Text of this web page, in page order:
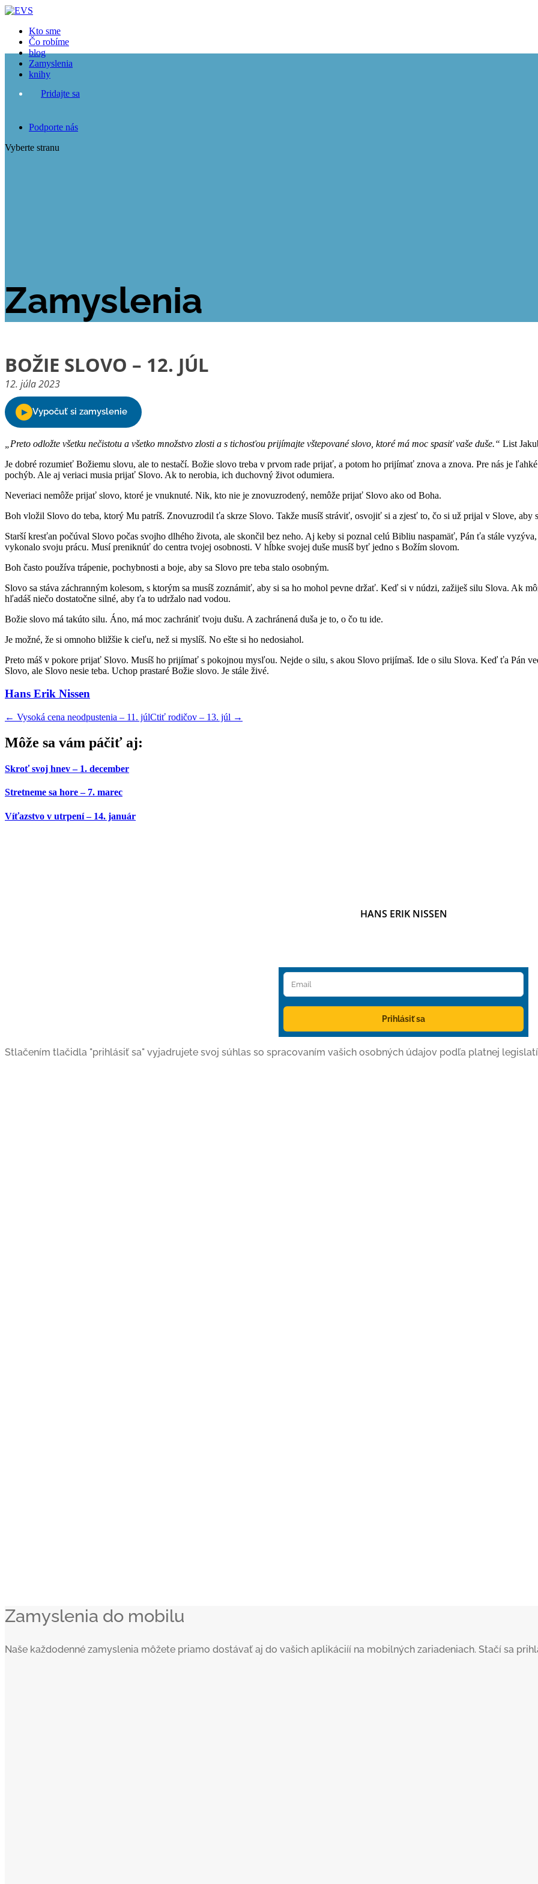
Kto sme
Čo robíme
blog
Zamyslenia
knihy
Pridajte sa
Podporte nás
Vyberte stranu
Zamyslenia
BOŽIE SLOVO – 12. JÚL
12. júla 2023
„Preto odložte všetku nečistotu a všetko množstvo zlosti a s tichosťou prijímajte vštepované slovo, ktoré má moc spasiť vaše duše.“ List
Je dobré rozumieť Božiemu slovu, ale to nestačí. Božie slovo treba v prvom rade prijať, a potom ho prijímať znova a znova. Pre nás je
pochýb. Ale aj veriaci musia prijať Slovo. Ak to nerobia, ich duchovný život odumiera.
Neveriaci nemôže prijať slovo, ktoré je vnuknuté. Nik, kto nie je znovuzrodený, nemôže prijať Slovo ako od Boha.
Boh vložil Slovo do teba, ktorý Mu patríš. Znovuzrodil ťa skrze Slovo. Takže musíš stráviť, osvojiť si a zjesť to, čo si už prijal v Slove, aby
Starší kresťan počúval Slovo počas svojho dlhého života, ale skončil bez neho. Aj keby si poznal celú Bibliu naspamäť, Pán ťa stále
vykonalo svoju prácu. Musí preniknúť do centra tvojej osobnosti. V hĺbke svojej duše musíš byť jedno s Božím slovom.
Boh často používa trápenie, pochybnosti a boje, aby sa Slovo pre teba stalo osobným.
Slovo sa stáva záchranným kolesom, s ktorým sa musíš zoznámiť, aby si sa ho mohol pevne držať. Keď si v núdzi, zažiješ silu Slova. Ak
hľadáš niečo dostatočne silné, aby ťa to udržalo nad vodou.
Božie slovo má takúto silu. Áno, má moc zachrániť tvoju dušu. A zachránená duša je to, o čo tu ide.
Je možné, že si omnoho bližšie k cieľu, než si myslíš. No ešte si ho nedosiahol.
Preto máš v pokore prijať Slovo. Musíš ho prijímať s pokojnou mysľou. Nejde o silu, s akou Slovo prijímaš. Ide o silu Slova. Keď ťa Pán
Slovo, ale Slovo nesie teba. Uchop prastaré Božie slovo. Je stále živé.
Hans Erik Nissen
← Vysoká cena neodpustenia – 11. júlCtiť rodičov – 13. júl →
Môže sa vám páčiť aj:
Skroť svoj hnev – 1. december
Stretneme sa hore – 7. marec
Víťazstvo v utrpení – 14. január
HANS ERIK NISSEN
Prihlásiť sa
Stlačením tlačidla "prihlásiť sa" vyjadrujete svoj súhlas so spracovaním vašich osobných údajov podľa platnej
Zamyslenia do mobilu
Naše každodenné zamyslenia môžete priamo dostávať aj do vašich aplikáciíí na mobilných zariadeniach. Stačí sa